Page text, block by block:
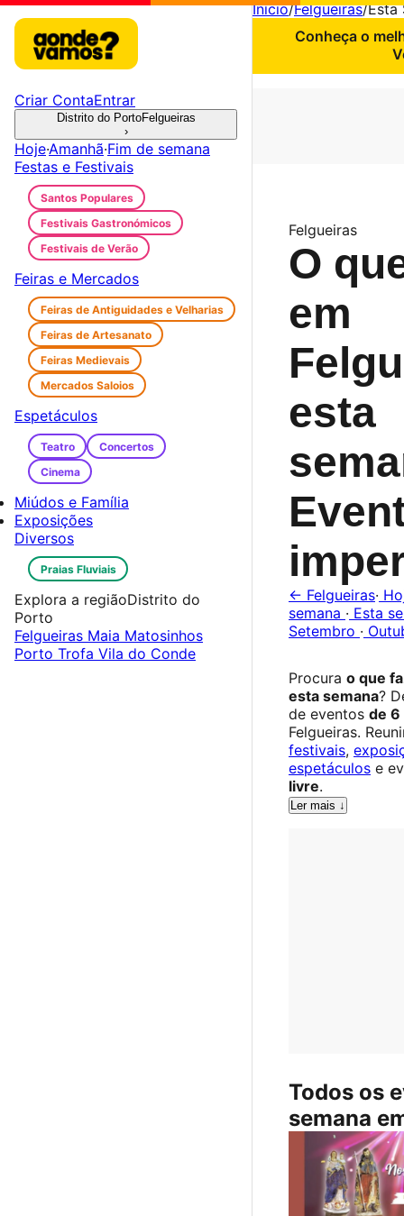
Início/Felgueiras/Esta
Conheça o
Felgueiras
O
em
esta
← Felgueiras·
semana · Esta
Setembro ·
Procura o que
esta semana?
de eventos de 6
Felgueiras.
festivais,
espetáculos e
livre.
Ler mais ↓
Todos os
semana
Criar ContaEntrar
Distrito do PortoFelgueiras
›
Hoje·Amanhã·Fim de semana
Festas e Festivais
Santos Populares
Festivais Gastronómicos
Festivais de Verão
Feiras e Mercados
Feiras de Antiguidades e Velharias
Feiras de Artesanato
Feiras Medievais
Mercados Saloios
Espetáculos
Teatro
Concertos
Cinema
Miúdos e Família
Exposições
Diversos
Praias Fluviais
Explora a regiãoDistrito do
Porto
Felgueiras Maia Matosinhos
Porto Trofa Vila do Conde